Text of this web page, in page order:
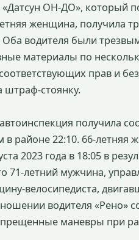
ОН-ДО», который
женщина, получила
водителя были
материалы по
прав и
штраф-стоянку.
получила
районе 22:10. 66-летняя
2023 года в 18:05 в
71-летний мужчина,
велосипедиста,
водителя «Рено»
маневры при